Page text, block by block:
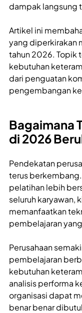
dampak langsung
Artikel ini
yang diperkirakan
tahun 2026. Topik
kebutuhan
dari penguatan
pengembangan
Bagaimana
di 2026
Pendekatan
terus
pelatihan lebih
seluruh karyawan,
memanfaatkan
pembelajaran
Perusahaan
pembelajaran
kebutuhan
analisis performa
organisasi dapat
benar benar